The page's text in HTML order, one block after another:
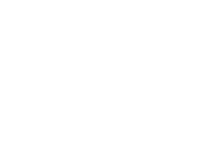
o
di idoneità in
più diritto ai Servizi,
quattordici (14)
o superiori
senza alcun